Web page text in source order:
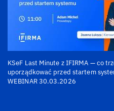
KSeF Last Minute z IFIRMA — co
uporządkować przed startem
WEBINAR 30.03.2026